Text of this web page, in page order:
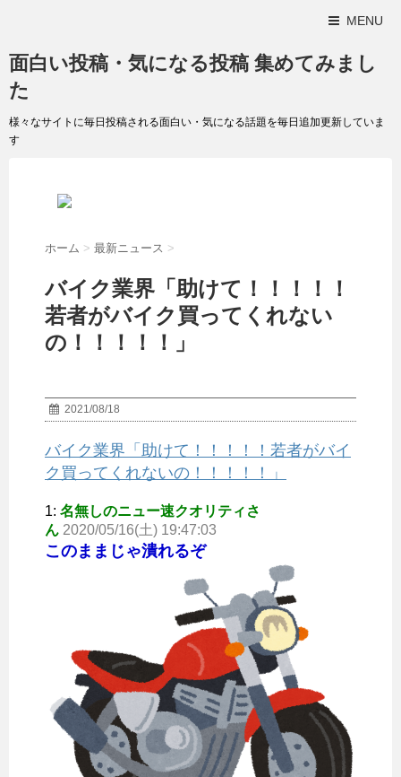
MENU
面白い投稿・気になる投稿 集めてみまし
た
様々なサイトに毎日投稿される面白い・気になる話題を毎日追加更新していま
す
ホーム > 最新ニュース >
バイク業界「助けて！！！！！
若者がバイク買ってくれない
の！！！！！」
2021/08/18
バイク業界「助けて！！！！！若者がバイ
ク買ってくれないの！！！！！」
1: 名無しのニュー速クオリティさ
ん 2020/05/16(土) 19:47:03
このままじゃ潰れるぞ